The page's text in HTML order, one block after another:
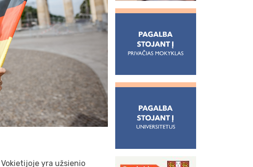
yra užsienio